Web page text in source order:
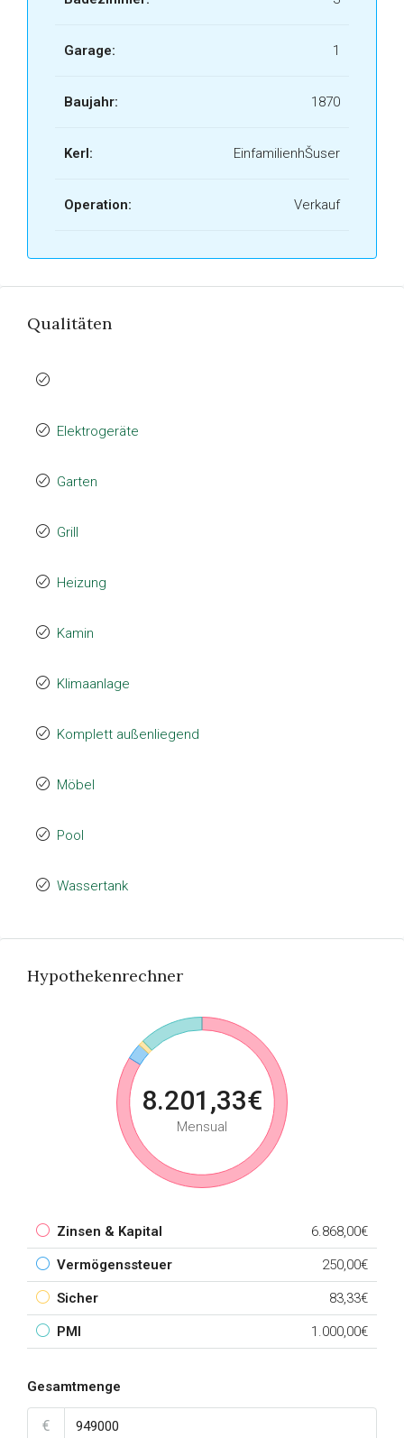
Garage: 1
Baujahr: 1870
Kerl: EinfamilienhŠuser
Operation: Verkauf
Qualitäten
Elektrogeräte
Garten
Grill
Heizung
Kamin
Klimaanlage
Komplett außenliegend
Möbel
Pool
Wassertank
Hypothekenrechner
8.201,33€
Mensual
Zinsen & Kapital 6.868,00€
Vermögenssteuer 250,00€
Sicher 83,33€
PMI 1.000,00€
Gesamtmenge
€